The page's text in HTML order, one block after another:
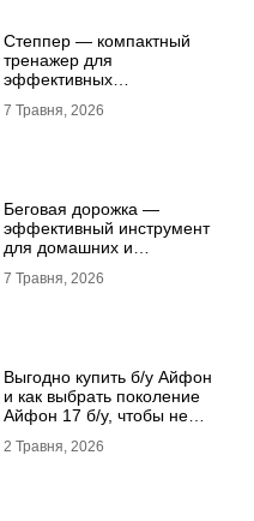
Степпер — компактный
тренажер для
эффективных
7 Травня, 2026
Беговая дорожка —
эффективный инструмент
для домашних и
тренировок
7 Травня, 2026
Выгодно купить б/у Айфон
и как выбрать поколение
Айфон 17 б/у, чтобы не
2 Травня, 2026